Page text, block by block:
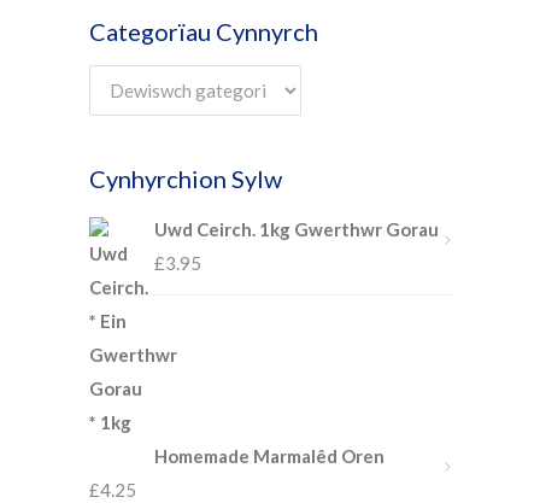
Categorïau Cynnyrch
Cynhyrchion Sylw
Uwd Ceirch. 1kg Gwerthwr Gorau
£3.95
Homemade Marmalêd Oren
£4.25